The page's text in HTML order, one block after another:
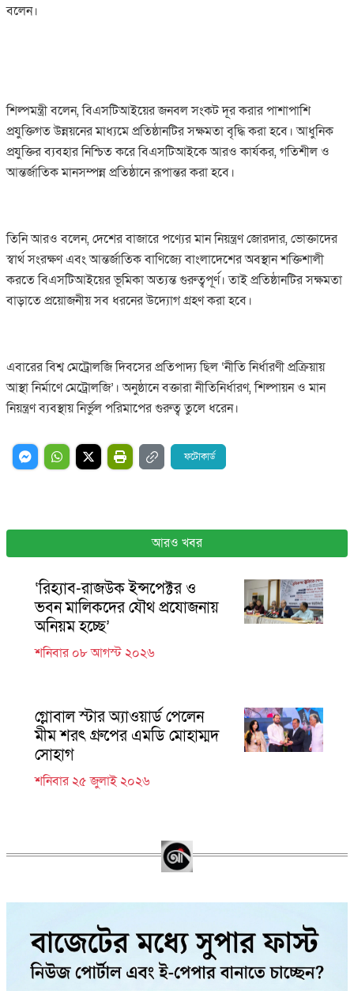
বলেন।
শিল্পমন্ত্রী বলেন, বিএসটিআইয়ের জনবল সংকট দূর করার পাশাপাশি
প্রযুক্তিগত উন্নয়নের মাধ্যমে প্রতিষ্ঠানটির সক্ষমতা বৃদ্ধি করা হবে। আধুনিক
প্রযুক্তির ব্যবহার নিশ্চিত করে বিএসটিআইকে আরও কার্যকর, গতিশীল ও
আন্তর্জাতিক মানসম্পন্ন প্রতিষ্ঠানে রূপান্তর করা হবে।
তিনি আরও বলেন, দেশের বাজারে পণ্যের মান নিয়ন্ত্রণ জোরদার, ভোক্তাদের
স্বার্থ সংরক্ষণ এবং আন্তর্জাতিক বাণিজ্যে বাংলাদেশের অবস্থান শক্তিশালী
করতে বিএসটিআইয়ের ভূমিকা অত্যন্ত গুরুত্বপূর্ণ। তাই প্রতিষ্ঠানটির সক্ষমতা
বাড়াতে প্রয়োজনীয় সব ধরনের উদ্যোগ গ্রহণ করা হবে।
এবারের বিশ্ব মেট্রোলজি দিবসের প্রতিপাদ্য ছিল ‘নীতি নির্ধারণী প্রক্রিয়ায়
আস্থা নির্মাণে মেট্রোলজি’। অনুষ্ঠানে বক্তারা নীতিনির্ধারণ, শিল্পায়ন ও মান
নিয়ন্ত্রণ ব্যবস্থায় নির্ভুল পরিমাপের গুরুত্ব তুলে ধরেন।
ফটোকার্ড
আরও খবর
‘রিহ্যাব-রাজউক ইন্সপেক্টর ও
ভবন মালিকদের যৌথ প্রযোজনায়
অনিয়ম হচ্ছে’
শনিবার ০৮ আগস্ট ২০২৬
গ্লোবাল স্টার অ্যাওয়ার্ড পেলেন
মীম শরৎ গ্রুপের এমডি মোহাম্মদ
সোহাগ
শনিবার ২৫ জুলাই ২০২৬